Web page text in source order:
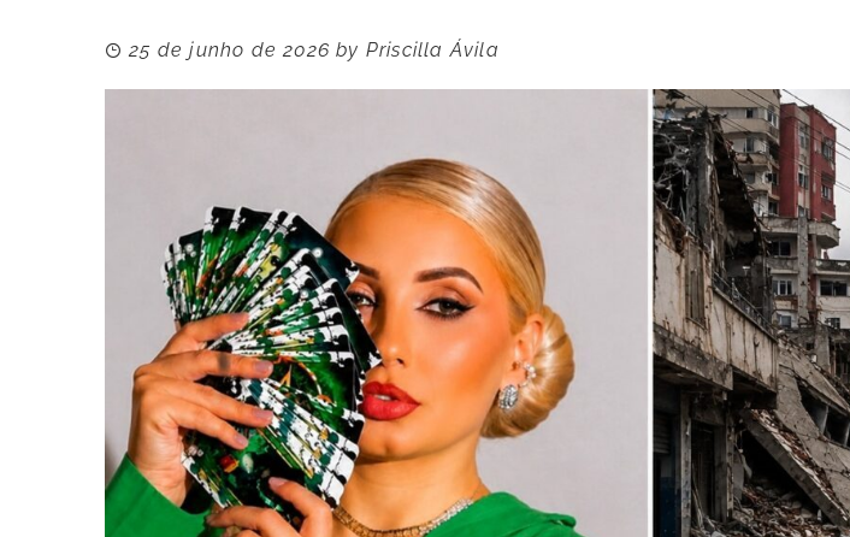
25 de junho de 2026 by Priscilla Ávila